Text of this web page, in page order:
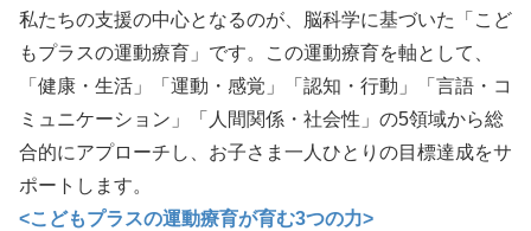
私たちの支援の中心となるのが、脳科学に基づいた「こど
もプラスの運動療育」です。この運動療育を軸として、
「健康・生活」「運動・感覚」「認知・行動」「言語・コ
ミュニケーション」「人間関係・社会性」の5領域から総
合的にアプローチし、お子さま一人ひとりの目標達成をサ
ポートします。
<こどもプラスの運動療育が育む3つの力>